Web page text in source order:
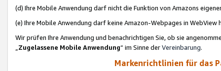
(d) Ihre Mobile Anwendung darf nicht die Funktion von Amazons
(e) Ihre Mobile Anwendung darf keine Amazon-Webpages in WebView
Wir prüfen Ihre Anwendung und benachrichtigen Sie, ob sie
„Zugelassene Mobile Anwendung“ im Sinne derVereinbarung.
Markenrichtlinien für das